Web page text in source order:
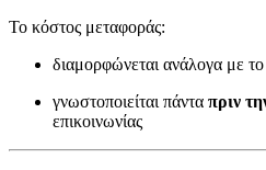
Το κόστος μεταφοράς:
διαμορφώνεται ανάλογα με
γνωστοποιείται πάντα πριν
επικοινωνίας